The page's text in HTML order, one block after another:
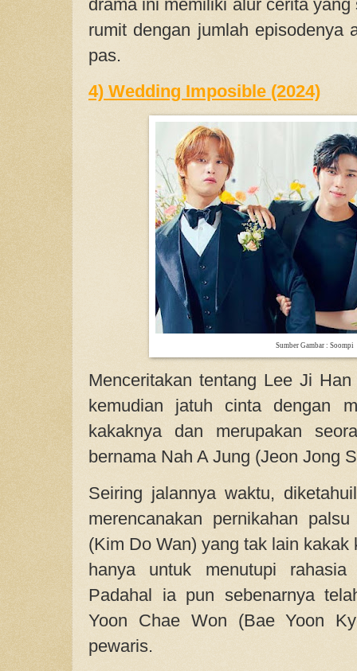
drama ini memiliki alur cerita
rumit dengan jumlah episodenya
pas.
4) Wedding Imposible (2024)
Sumber Gambar : Soompi
Menceritakan tentang Lee Ji
kemudian jatuh cinta dengan
kakaknya dan merupakan
bernama Nah A Jung (Jeon Jong
Seiring jalannya waktu,
merencanakan pernikahan
(Kim Do Wan) yang tak lain
hanya untuk menutupi
Padahal ia pun sebenarnya
Yoon Chae Won (Bae Yoon
pewaris.